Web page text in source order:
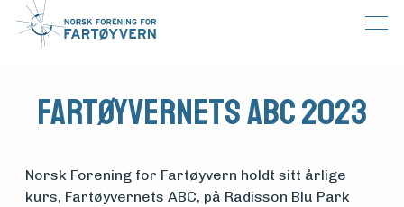
Fartøyvernets ABC 2023
Norsk Forening for Fartøyvern holdt sitt årlige
kurs, Fartøyvernets ABC, på Radisson Blu Park